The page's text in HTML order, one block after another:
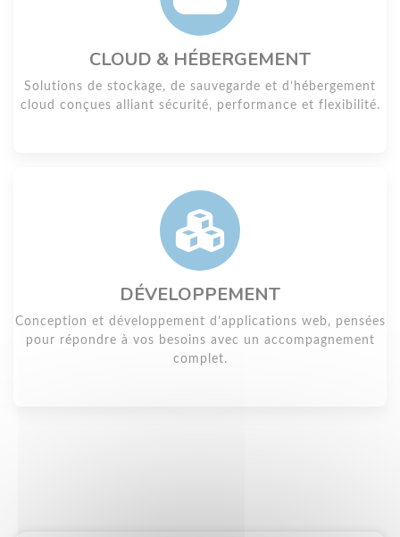
CLOUD & HÉBERGEMENT
Solutions de stockage, de sauvegarde et d’hébergement
cloud conçues alliant sécurité, performance et flexibilité.
DÉVELOPPEMENT
Conception et développement d’applications web, pensées
pour répondre à vos besoins avec un accompagnement
complet.